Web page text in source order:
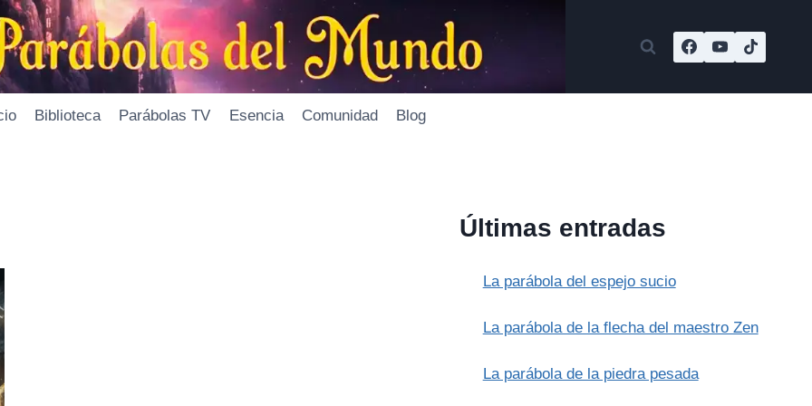
Biblioteca Parábolas TV Esencia Comunidad Blog
Últimas entradas
La parábola del espejo sucio
La parábola de la flecha del maestro Zen
La parábola de la piedra pesada